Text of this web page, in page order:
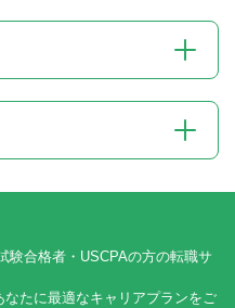
験合格者・USCPAの方の転職サ
たに最適なキャリアプランをご